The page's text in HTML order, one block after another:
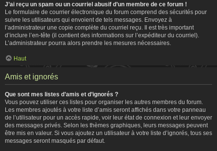
J’ai reçu un spam ou un courriel abusif d’un membre de ce forum !
Le formulaire de courrier électronique du forum comprend des sécurités pour
suivre les utilisateurs qui envoient de tels messages. Envoyez à
l’administrateur une copie complète du courriel reçu. Il est très important
d’inclure l’en-tête (il contient des informations sur l’expéditeur du courriel).
L’administrateur pourra alors prendre les mesures nécessaires.
Haut
Amis et ignorés
Que sont mes listes d’amis et d’ignorés ?
Vous pouvez utiliser ces listes pour organiser les autres membres du forum.
Les membres ajoutés à votre liste d’amis seront affichés dans votre panneau
de l’utilisateur pour un accès rapide, voir leur état de connexion et leur envoyer
des messages privés. Selon les thèmes graphiques, leurs messages peuvent
être mis en valeur. Si vous ajoutez un utilisateur à votre liste d’ignorés, tous ses
messages seront masqués par défaut.